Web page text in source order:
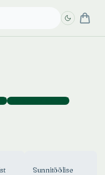
)Kaanekujundajana
)
Sunnitöölise